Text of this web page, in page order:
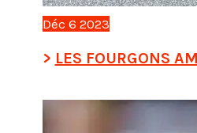
Déc 6 2023
LES FOURGONS